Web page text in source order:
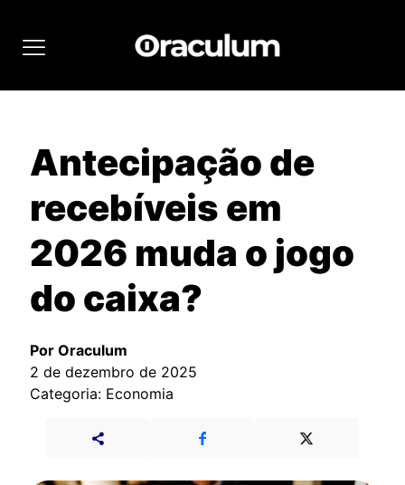
Antecipação de
recebíveis em
2026 muda o jogo
do caixa?
Por Oraculum
2 de dezembro de 2025
Categoria: Economia